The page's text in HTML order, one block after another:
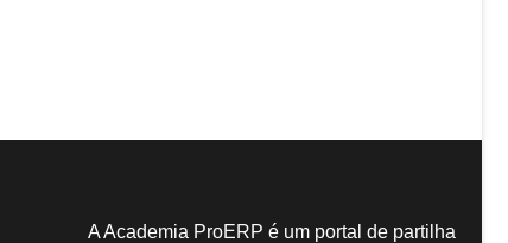
A Academia ProERP é um portal de partilha